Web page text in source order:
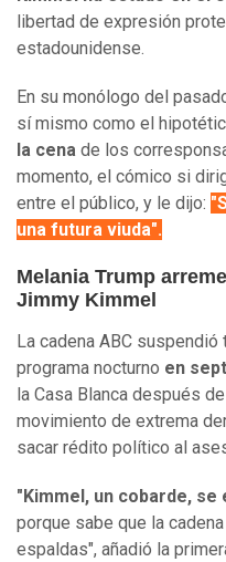
libertad de expresión
estadounidense.
En su monólogo del
sí mismo como el
la cena de los
momento, el cómico si
entre el público, y le dijo:
una futura viuda".
Melania Trump
Jimmy Kimmel
La cadena ABC
programa nocturno en
la Casa Blanca después
movimiento de extrema
sacar rédito político al
"Kimmel, un cobarde,
porque sabe que la
espaldas", añadió la